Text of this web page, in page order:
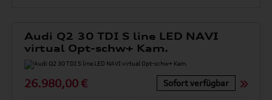
Audi Q2 30 TDI S line LED NAVI
virtual Opt-schw+ Kam.
26.980,00 € Sofort verfügbar